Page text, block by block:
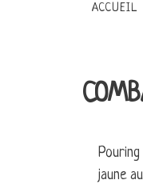
ACCUEIL
jaune